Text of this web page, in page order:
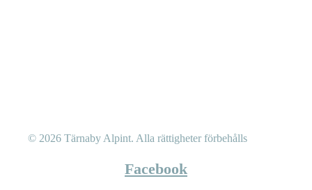
© 2026 Tärnaby Alpint. Alla rättigheter förbehålls
Facebook